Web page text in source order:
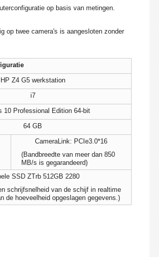
op basis van metingen.
op twee camera's is aangesloten zonder
HP Z4 G5 werkstation
i7
10 Professional Edition 64-bit
64 GB
CameraLink: PCIe3.0*16
(Bandbreedte van meer dan 850
MB/s is gegarandeerd)
SSD ZTrb 512GB 2280
schrijfsnelheid van de schijf in realtime
de hoeveelheid opgeslagen gegevens.)